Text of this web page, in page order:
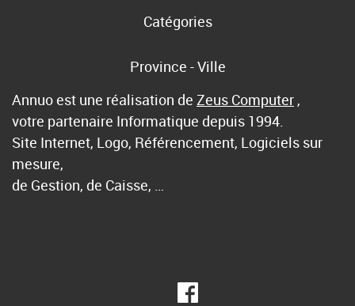
Catégories
Province - Ville
Annuo est une réalisation de Zeus Computer ,
votre partenaire Informatique depuis 1994.
Site Internet, Logo, Référencement, Logiciels sur
mesure,
de Gestion, de Caisse, …